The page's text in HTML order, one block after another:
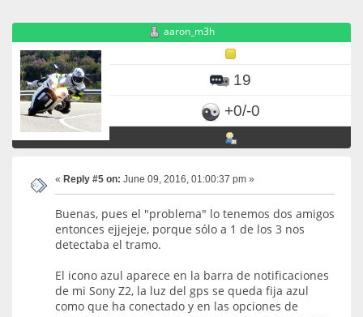
aaron_m3h
19
+0/-0
« Reply #5 on: June 09, 2016, 01:00:37 pm »
Buenas, pues el "problema" lo tenemos dos amigos
entonces ejjejeje, porque sólo a 1 de los 3 nos
detectaba el tramo.
El icono azul aparece en la barra de notificaciones
de mi Sony Z2, la luz del gps se queda fija azul
como que ha conectado y en las opciones de